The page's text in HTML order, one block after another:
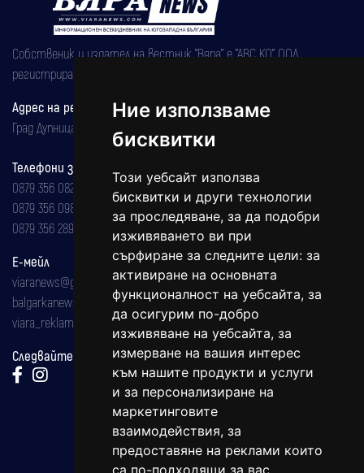
Ние използваме
бисквитки
Този уебсайт използва
бисквитки и други технологии
за проследяване, за да подобри
изживяването ви при
сърфиране за следните цели: за
активиране на основната
функционалност на уебсайта, за
да осигурим по-добро
изживяване на уебсайта, за
измерване на вашия интерес
към нашите продукти и услуги
и за персонализиране на
маркетинговите
взаимодействия, за
предоставяне на реклами които
са по-подходящи за вас
Собственик и издател на вестник "Вяра" е "АВС КО" ООД,
регистрирана на 08.05.2002 година.
Адрес на редакцията
Град Дупница, ул.''Христо Ботев" 43
Телефони за реклама и абонаменти
0879 356 082
0879 356 098
0879 356 289
Е-мейл
viaranews@gmail.com
balgarkanews@gmail.com
viara_reklama@mail.bg
Следвайте ни: